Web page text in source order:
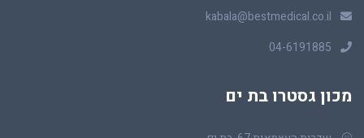
kabala@bestmedical.co.il
04-6191885
מכון גסטרו בת ים